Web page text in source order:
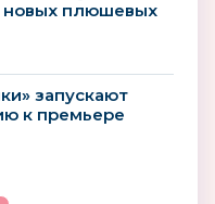
новых плюшевых
запускают
к премьере